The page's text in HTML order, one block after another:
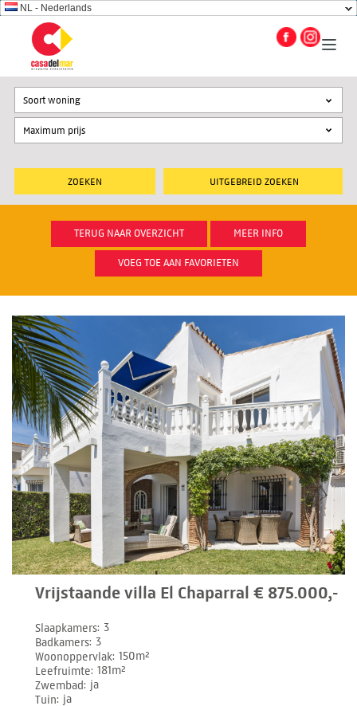
NL - Nederlands
UITGEBREID ZOEKEN
Soort woning
TERUG NAAR OVERZICHT MEER INFO
VOEG TOE AAN FAVORIETEN
Vrijstaande villa El Chaparral € 875.000,-
Slaapkamers 3
Badkamers 3
Woonoppervlak 150m²
Leefruimte 181m²
Zwembad ja
Tuin ja